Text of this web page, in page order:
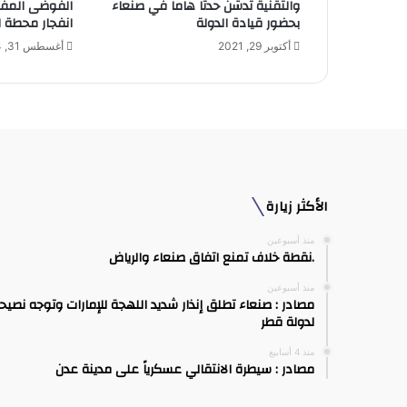
ي
والتقنية تدشن حدثا هاما في صنعاء
بحضور قيادة الدولة
أكتوبر 29, 2021
الفوضى
انفجار محطة
أغسطس 31, 2024
الأكثر زيارة
منذ أسبوعين
.نقطة خلاف تمنع اتفاق صنعاء والرياض
منذ أسبوعين
مصادر : صنعاء تطلق إنذار شديد اللهجة للإمارات وتوجه
لدولة قطر
منذ 4 أسابيع
مصادر : سيطرة الانتقالي عسكرياً على مدينة عدن